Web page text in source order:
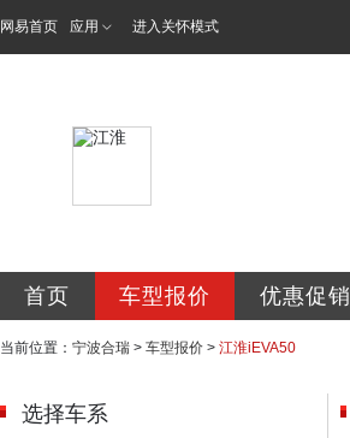
网易首页 应用 进入关怀模式
首页 车型报价 优惠促销
当前位置： 宁波合瑞 > 车型报价 > 江淮iEVA50
选择车系